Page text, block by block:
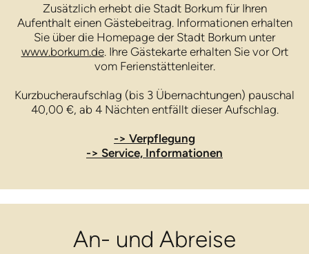
Zusätzlich erhebt die Stadt Borkum für Ihren
Aufenthalt einen Gästebeitrag. Informationen erhalten
Sie über die Homepage der Stadt Borkum unter
www.borkum.de. Ihre Gästekarte erhalten Sie vor Ort
vom Ferienstättenleiter.
Kurzbucheraufschlag (bis 3 Übernachtungen) pauschal
40,00 €, ab 4 Nächten entfällt dieser Aufschlag.
-> Verpflegung
-> Service, Informationen
An- und Abreise